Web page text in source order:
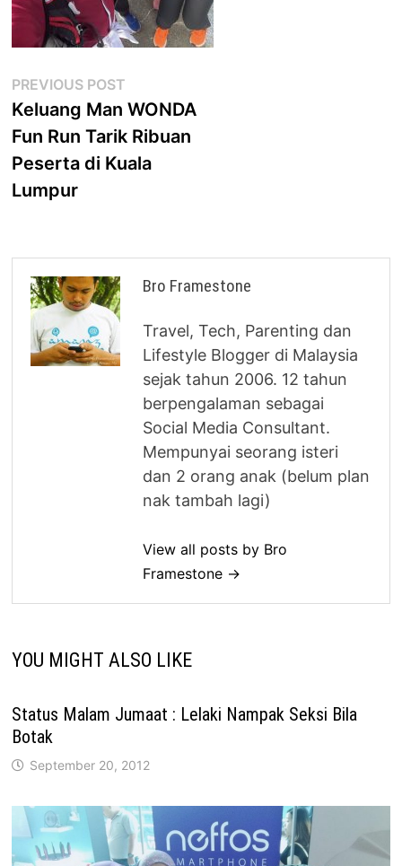
Post
navigation
PREVIOUS POST
post:
Keluang Man WONDA
Fun Run Tarik Ribuan
Peserta di Kuala
Lumpur
Bro Framestone
Travel, Tech, Parenting dan
Lifestyle Blogger di Malaysia
sejak tahun 2006. 12 tahun
berpengalaman sebagai
Social Media Consultant.
Mempunyai seorang isteri
dan 2 orang anak (belum plan
nak tambah lagi)
View all posts by Bro
Framestone →
YOU MIGHT ALSO LIKE
Status Malam Jumaat : Lelaki Nampak Seksi Bila
Botak
September 20, 2012